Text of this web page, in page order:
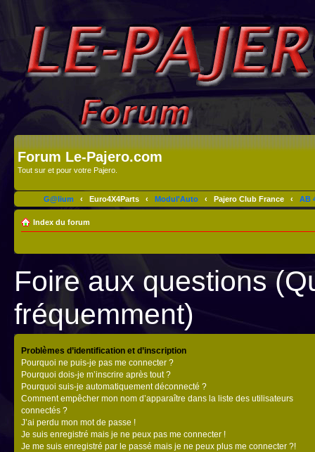
Forum Le-Pajero.com
Tout sur et pour votre Pajero.
G@lium ‹ Euro4X4Parts ‹ Modul'Auto ‹ Pajero Club France ‹ AB
Index du forum
Foire aux questions
fréquemment)
Problèmes d’identification et d’inscription
Pourquoi ne puis-je pas me connecter ?
Pourquoi dois-je m’inscrire après tout ?
Pourquoi suis-je automatiquement déconnecté ?
Comment empêcher mon nom d’apparaître dans la liste des utilisateurs
connectés ?
J’ai perdu mon mot de passe !
Je suis enregistré mais je ne peux pas me connecter !
Je me suis enregistré par le passé mais je ne peux plus me connecter ?!